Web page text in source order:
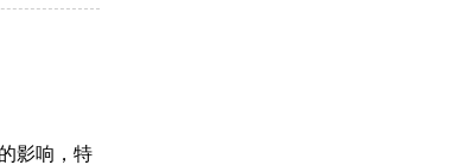
影响，特